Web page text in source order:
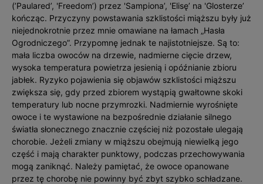
(’Paulared’, 'Freedom’) przez 'Sampiona’, 'Elisę’ na 'Glosterze’
kończąc. Przyczyny powstawania szklistości miąższu były już
niejednokrotnie przez mnie omawiane na łamach „Hasła
Ogrodniczego”. Przypomnę jednak te najistotniejsze. Są to:
mała liczba owoców na drzewie, nadmierne cięcie drzew,
wysoka temperatura powietrza jesienią i opóźnianie zbioru
jabłek. Ryzyko pojawienia się objawów szklistości miąższu
zwiększa się, gdy przed zbiorem wystąpią gwałtowne skoki
temperatury lub nocne przymrozki. Nadmiernie wyrośnięte
owoce i te wystawione na bezpośrednie działanie silnego
światła słonecznego znacznie częściej niż pozostałe ulegają
chorobie. Jeżeli zmiany w miąższu obejmują niewielką jego
część i mają charakter punktowy, podczas przechowywania
mogą zaniknąć. Należy pamiętać, że owoce opanowane
przez tę chorobę nie powinny być zbyt szybko schładzane.